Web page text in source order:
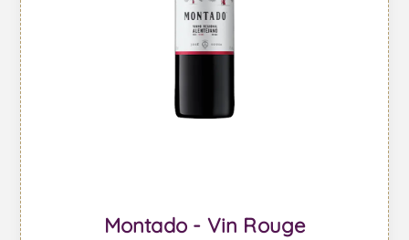
Montado - Vin Rouge